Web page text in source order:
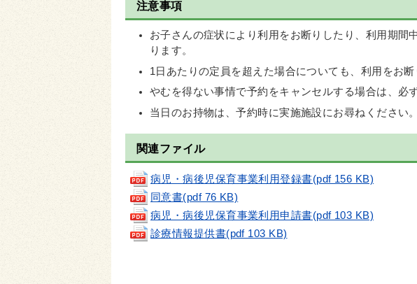
注意事項
お子さんの症状により利用をお断りしたり、利用期間
ります。
1日あたりの定員を超えた場合についても、利用をお断
やむを得ない事情で予約をキャンセルする場合は、必
当日のお持物は、予約時に実施施設にお尋ねください。
関連ファイル
病児・病後児保育事業利用登録書(pdf 156 KB)
同意書(pdf 76 KB)
病児・病後児保育事業利用申請書(pdf 103 KB)
診療情報提供書(pdf 103 KB)